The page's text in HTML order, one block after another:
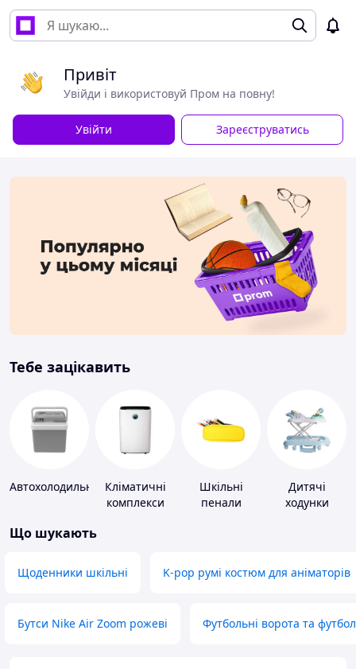
Привіт
Увійди і використовуй Пром на повну!
Увійти Зареєструватись
Тебе зацікавить
АвтохолодильникиКліматичні
комплекси
Шкільні
пенали
Дитячі
ходунки
Що шукають
Щоденники шкільні K-pop румі костюм для аніматорів
Бутси Nike Air Zoom рожеві Футбольні ворота та